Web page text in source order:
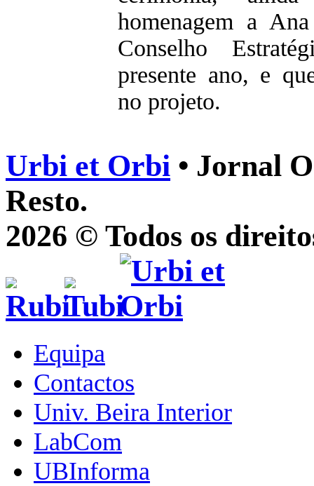
homenagem a
Conselho
presente ano, e
no projeto.
Urbi et Orbi • Jornal
Resto.
2026 © Todos os
Equipa
Contactos
Univ. Beira Interior
LabCom
UBInforma